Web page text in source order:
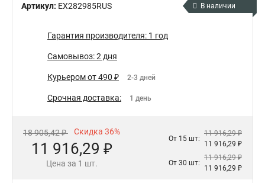
Артикул: EX282985RUS В наличии
Гарантия производителя: 1 год
Самовывоз: 2 дня
Курьером от 490 ₽ 2-3 дней
Срочная доставка: 1 день
18 905,42 ₽ Скидка 36%
11 916,29 ₽
Цена за 1 шт.
От 15 шт:
11 916,29 ₽
11 916,29 ₽
От 30 шт:
11 916,29 ₽
11 916,29 ₽